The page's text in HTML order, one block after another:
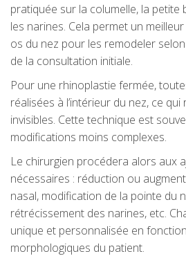
pratiquée sur la columelle, la petite
les narines. Cela permet un
os du nez pour les remodeler
de la consultation initiale.
Pour une rhinoplastie fermée,
réalisées à l’intérieur du nez, ce
invisibles. Cette technique est
modifications moins complexes.
Le chirurgien procédera alors aux
nécessaires : réduction ou
nasal, modification de la pointe du
rétrécissement des narines, etc.
unique et personnalisée en
morphologiques du patient.